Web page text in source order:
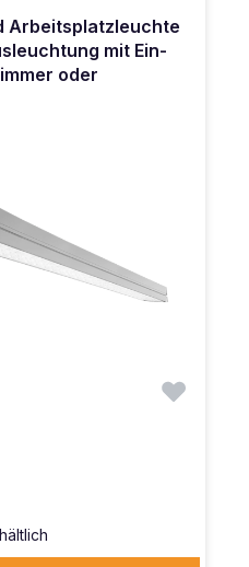
Arbeitsplatzleuchte
mit Ein-
oder